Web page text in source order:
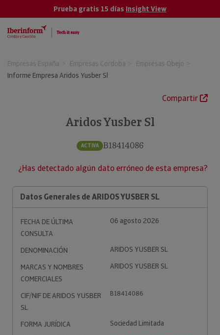
Prueba gratis 15 días Insight View
Empresas España Empresas Cordoba
Empresas Obejo
Informe Empresa Aridos Yusber Sl
Compartir
Aridos Yusber Sl
ACTIVA B18414086
¿Has detectado algún dato erróneo de esta empresa?
Datos Generales de ARIDOS YUSBER SL
FECHA DE ÚLTIMA
CONSULTA
06 agosto 2026
DENOMINACIÓN
ARIDOS YUSBER SL
MARCAS Y NOMBRES
COMERCIALES
ARIDOS YUSBER SL
CIF/NIF DE ARIDOS YUSBER
SL
B18414086
FORMA JURÍDICA
Sociedad Limitada